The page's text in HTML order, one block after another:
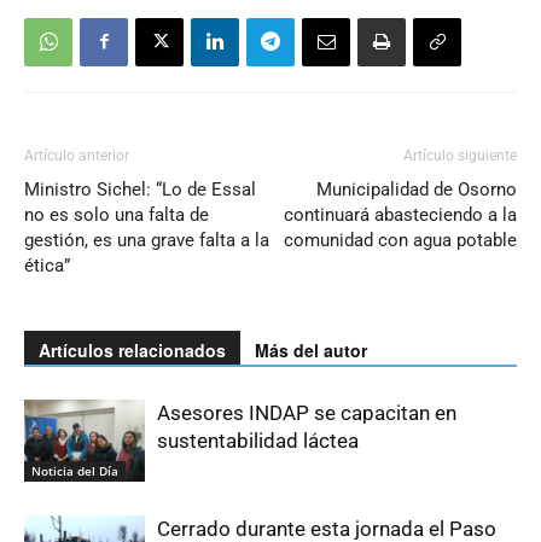
Artículo anterior
Ministro Sichel: “Lo de Essal
no es solo una falta de
gestión, es una grave falta a la
ética”
Artículo siguiente
Municipalidad de Osorno
continuará abasteciendo a la
comunidad con agua potable
Artículos relacionados Más del autor
Noticia del Día
Asesores INDAP se capacitan en
sustentabilidad láctea
Cerrado durante esta jornada el Paso